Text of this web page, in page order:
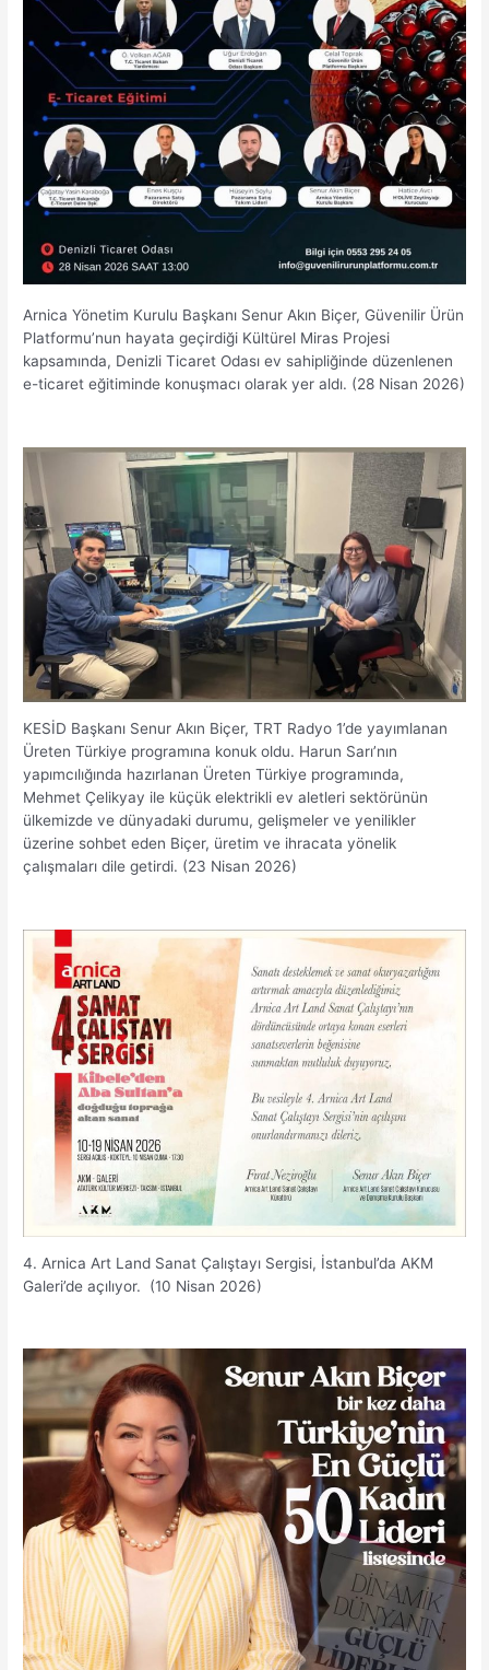
Arnica Yönetim Kurulu Başkanı Senur Akın Biçer, Güvenilir Ürün
Platformu’nun hayata geçirdiği Kültürel Miras Projesi
kapsamında, Denizli Ticaret Odası ev sahipliğinde düzenlenen
e-ticaret eğitiminde konuşmacı olarak yer aldı. (28 Nisan 2026)
KESİD Başkanı Senur Akın Biçer, TRT Radyo 1’de yayımlanan
Üreten Türkiye programına konuk oldu. Harun Sarı’nın
yapımcılığında hazırlanan Üreten Türkiye programında,
Mehmet Çelikyay ile küçük elektrikli ev aletleri sektörünün
ülkemizde ve dünyadaki durumu, gelişmeler ve yenilikler
üzerine sohbet eden Biçer, üretim ve ihracata yönelik
çalışmaları dile getirdi. (23 Nisan 2026)
4. Arnica Art Land Sanat Çalıştayı Sergisi, İstanbul’da AKM
Galeri’de açılıyor. (10 Nisan 2026)